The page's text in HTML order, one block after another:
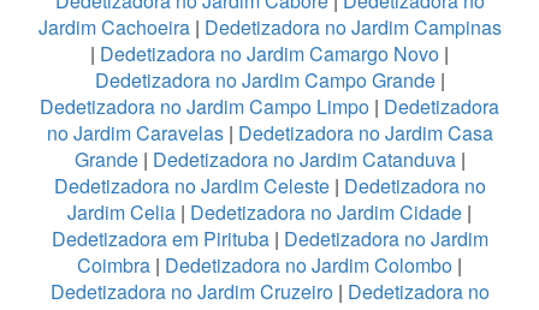
Jardim Cachoeira| Dedetizadora no Jardim Campinas
| Dedetizadora no Jardim Camargo Novo |
Dedetizadora no Jardim Campo Grande|
Dedetizadora no Jardim Campo Limpo | Dedetizadora
no Jardim Caravelas| Dedetizadora no Jardim Casa
Grande| Dedetizadora no Jardim Catanduva|
Dedetizadora no Jardim Celeste| Dedetizadora no
Jardim Celia | Dedetizadora no Jardim Cidade |
Dedetizadora em Pirituba| Dedetizadora no Jardim
Coimbra | Dedetizadora no Jardim Colombo |
Dedetizadora no Jardim Cruzeiro| Dedetizadora no